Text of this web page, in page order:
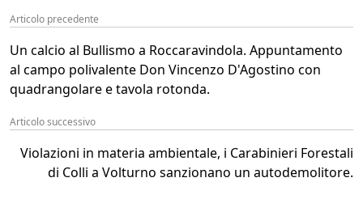
Articolo precedente
Un calcio al Bullismo a Roccaravindola. Appuntamento
al campo polivalente Don Vincenzo D'Agostino con
quadrangolare e tavola rotonda.
Articolo successivo
Violazioni in materia ambientale, i Carabinieri Forestali
di Colli a Volturno sanzionano un autodemolitore.